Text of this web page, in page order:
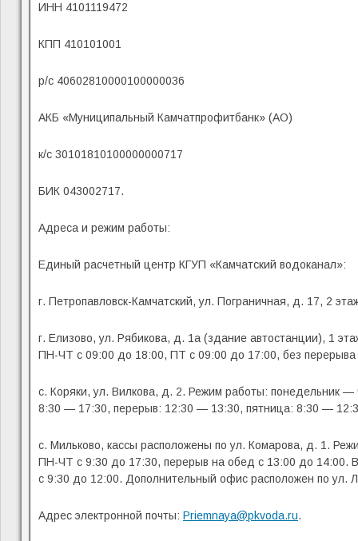
ИНН 4101119472
КПП 410101001
р/с 40602810000100000036
АКБ «Муниципальный Камчатпрофитбанк» (АО)
к/с 30101810100000000717
БИК 043002717.
Адреса и режим работы:
Единый расчетный центр КГУП «Камчатский водоканал»:
г. Петропавловск-Камчатский, ул. Пограничная, д. 17, 2
г. Елизово, ул. Рябикова, д. 1а (здание автостанции), 1
ПН-ЧТ с 09:00 до 18:00, ПТ с 09:00 до 17:00, без
с. Коряки, ул. Вилкова, д. 2. Режим работы: понедельник —
8:30 — 17:30, перерыв: 12:30 — 13:30, пятница: 8:30 —
с. Мильково, кассы расположены по ул. Комарова, д. 1.
ПН-ЧТ с 9:30 до 17:30, перерыв на обед с 13:00 до 14:00.
с 9:30 до 12:00. Дополнительный офис расположен по
Адрес электронной почты: Priemnaya@pkvoda.ru.